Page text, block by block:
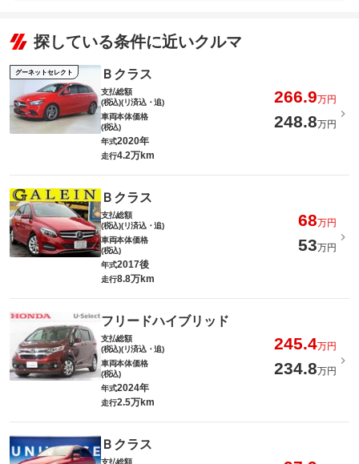
探している条件に近いクルマ
グーネットセレクト Ｂクラス
支払総額
(税込)(リ済込・追)
266.9万円
車両本体価格
(税込)
248.8万円
年式2020年
走行4.2万km
Ｂクラス
支払総額
(税込)(リ済込・追)
68万円
車両本体価格
(税込)
53万円
年式2017後
走行8.8万km
フリードハイブリッド
支払総額
(税込)(リ済込・追)
245.4万円
車両本体価格
(税込)
234.8万円
年式2024年
走行2.5万km
Ｂクラス
支払総額